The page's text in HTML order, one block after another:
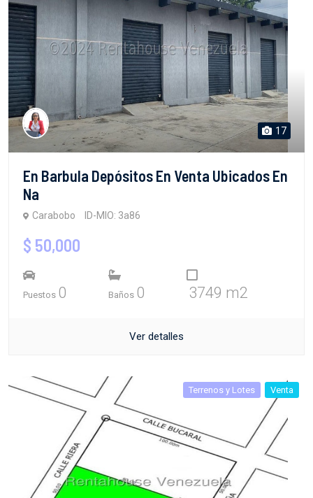
17
En Barbula Depósitos En Venta Ubicados En
Na
Carabobo ID-MIO: 3a86
$ 50,000
Puestos 0 Baños 0 3749 m2
Ver detalles
Terrenos y Lotes Venta